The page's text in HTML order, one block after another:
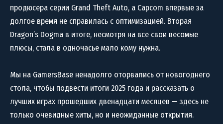
продюсера серии Grand Theft Auto, а Capcom впервые за
долгое время не справилась с оптимизацией. Вторая
Dragon’s Dogma в итоге, несмотря на все свои весомые
плюсы, стала в одночасье мало кому нужна.
Мы на GamersBase ненадолго оторвались от новогоднего
стола, чтобы подвести итоги 2025 года и рассказать о
лучших играх прошедших двенадцати месяцев — здесь не
только очевидные хиты, но и неожиданные открытия.